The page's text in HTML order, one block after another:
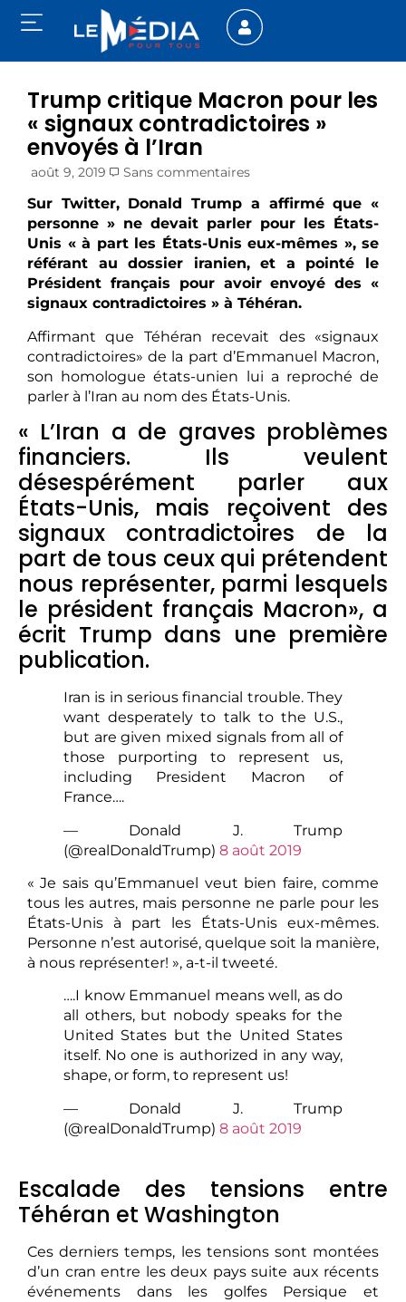
Trump critique Macron pour les
« signaux contradictoires »
envoyés à l’Iran
août 9, 2019 Sans commentaires
Sur Twitter, Donald Trump a affirmé que «
personne » ne devait parler pour les États-
Unis « à part les États-Unis eux-mêmes », se
référant au dossier iranien, et a pointé le
Président français pour avoir envoyé des «
signaux contradictoires » à Téhéran.
Affirmant que Téhéran recevait des «signaux
contradictoires» de la part d’Emmanuel Macron,
son homologue états-unien lui a reproché de
parler à l’Iran au nom des États-Unis.
« L’Iran a de graves problèmes
financiers. Ils veulent
désespérément parler aux
États-Unis, mais reçoivent des
signaux contradictoires de la
part de tous ceux qui prétendent
nous représenter, parmi lesquels
le président français Macron», a
écrit Trump dans une première
publication.
Iran is in serious financial trouble. They
want desperately to talk to the U.S.,
but are given mixed signals from all of
those purporting to represent us,
including President Macron of
France….
— Donald J. Trump
(@realDonaldTrump) 8 août 2019
« Je sais qu’Emmanuel veut bien faire, comme
tous les autres, mais personne ne parle pour les
États-Unis à part les États-Unis eux-mêmes.
Personne n’est autorisé, quelque soit la manière,
à nous représenter! », a-t-il tweeté.
….I know Emmanuel means well, as do
all others, but nobody speaks for the
United States but the United States
itself. No one is authorized in any way,
shape, or form, to represent us!
— Donald J. Trump
(@realDonaldTrump) 8 août 2019
Escalade des tensions entre
Téhéran et Washington
Ces derniers temps, les tensions sont montées
d’un cran entre les deux pays suite aux récents
événements dans les golfes Persique et